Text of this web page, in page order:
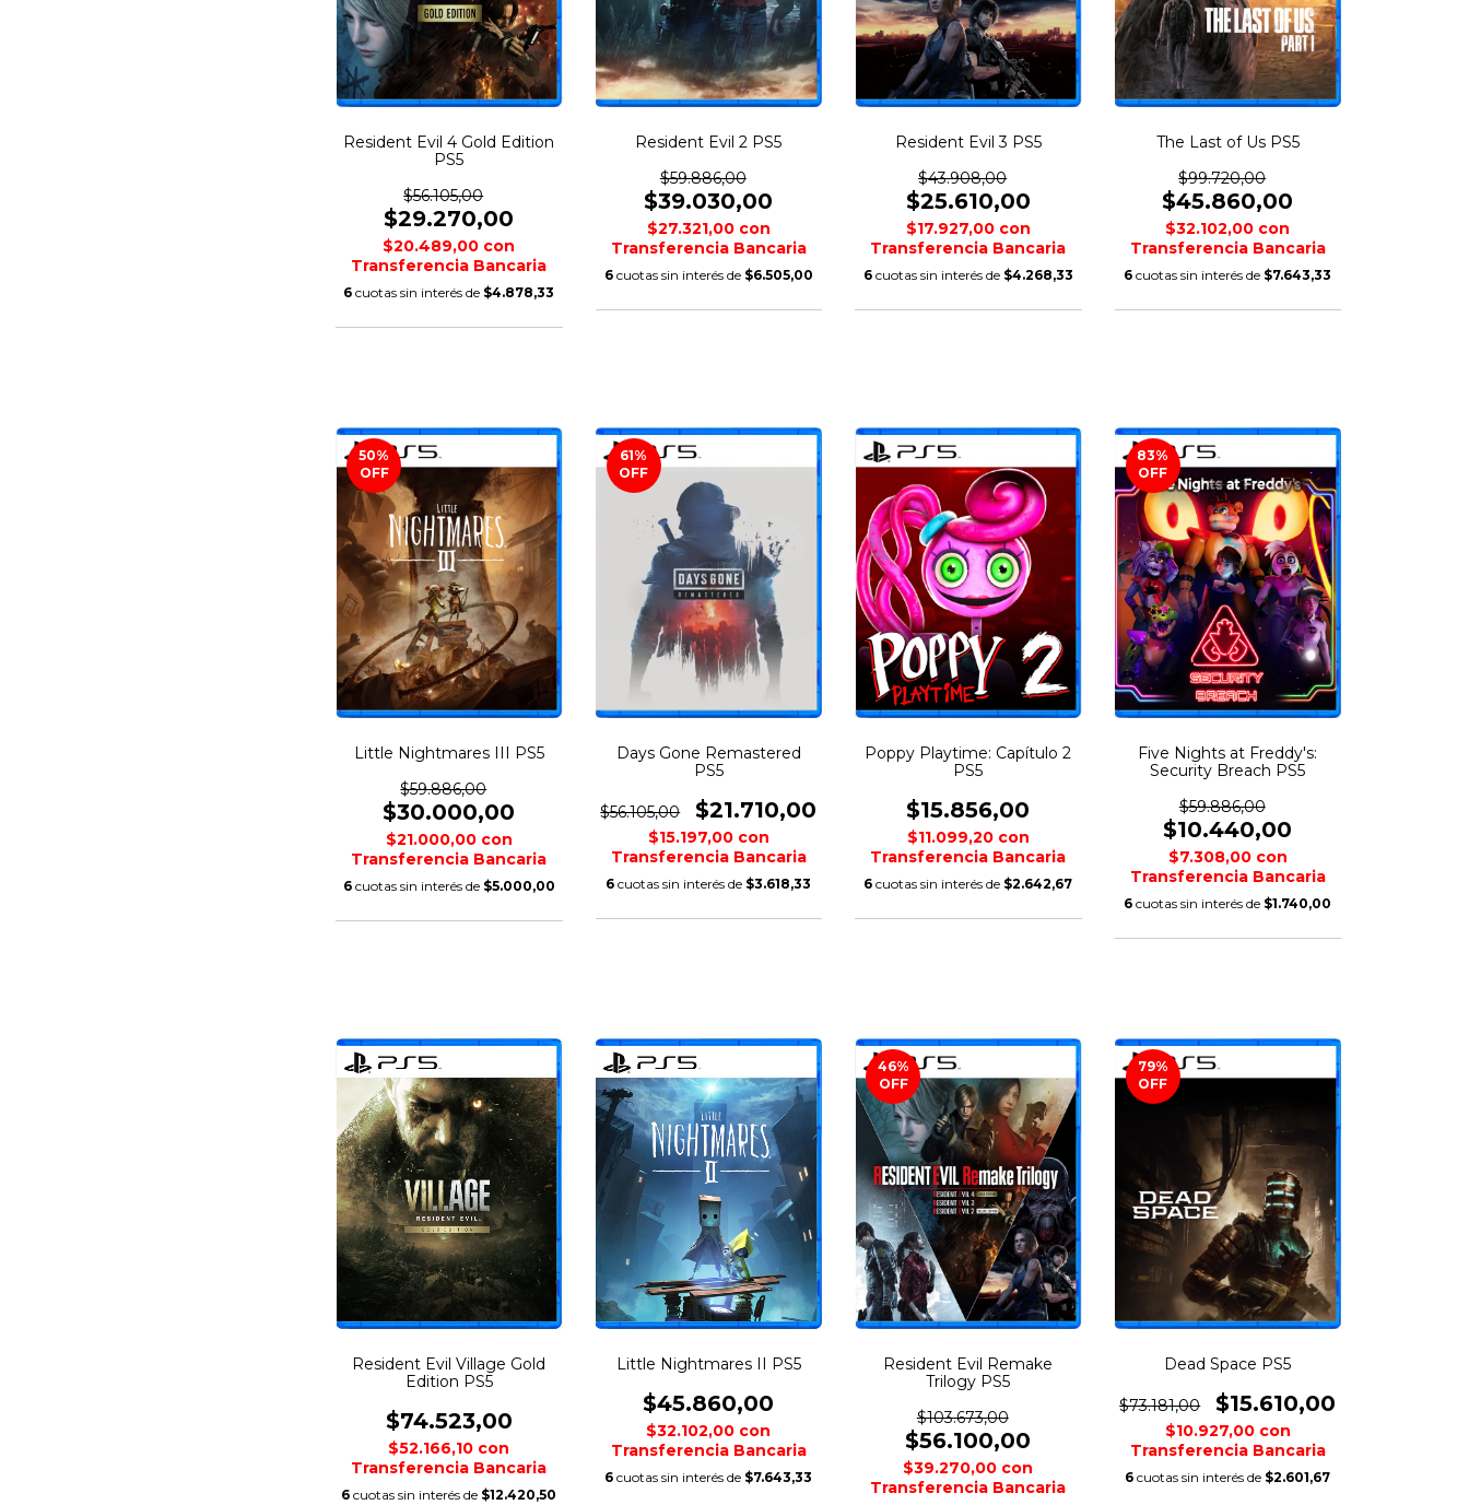
Resident Evil 4 Gold Edition
PS5
$56.105,00
$29.270,00
$20.489,00 con
Transferencia Bancaria
6 cuotas sin interés de $4.878,33
Resident Evil 2 PS5
$59.886,00
$39.030,00
$27.321,00 con
Transferencia Bancaria
6 cuotas sin interés de $6.505,00
Resident Evil 3 PS5
$43.908,00
$25.610,00
$17.927,00 con
Transferencia Bancaria
6 cuotas sin interés de $4.268,33
The Last of Us PS5
$99.720,00
$45.860,00
$32.102,00 con
Transferencia Bancaria
6 cuotas sin interés de $7.643,33
50%
OFF
Little Nightmares III PS5
$59.886,00
$30.000,00
$21.000,00 con
Transferencia Bancaria
6 cuotas sin interés de $5.000,00
61%
OFF
Days Gone Remastered
PS5
$56.105,00 $21.710,00
$15.197,00 con
Transferencia Bancaria
6 cuotas sin interés de $3.618,33
Poppy Playtime: Capítulo 2
PS5
$15.856,00
$11.099,20 con
Transferencia Bancaria
6 cuotas sin interés de $2.642,67
83%
OFF
Five Nights at Freddy's:
Security Breach PS5
$59.886,00
$10.440,00
$7.308,00 con
Transferencia Bancaria
6 cuotas sin interés de $1.740,00
Resident Evil Village Gold
Edition PS5
$74.523,00
$52.166,10 con
Transferencia Bancaria
6 cuotas sin interés de $12.420,50
Little Nightmares II PS5
$45.860,00
$32.102,00 con
Transferencia Bancaria
6 cuotas sin interés de $7.643,33
46%
OFF
Resident Evil Remake
Trilogy PS5
$103.673,00
$56.100,00
$39.270,00 con
Transferencia Bancaria
79%
OFF
Dead Space PS5
$73.181,00 $15.610,00
$10.927,00 con
Transferencia Bancaria
6 cuotas sin interés de $2.601,67